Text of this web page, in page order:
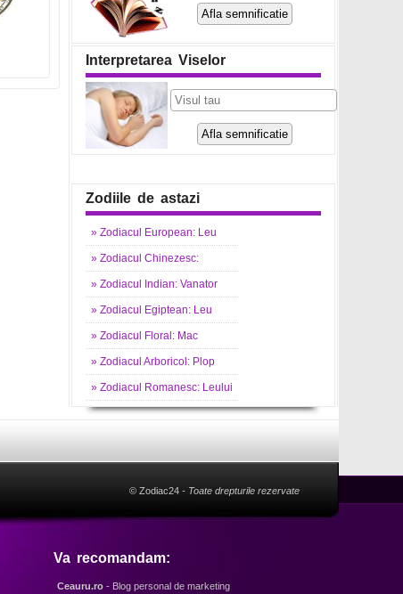
Interpretarea Viselor
Zodiile de astazi
» Zodiacul European: Leu
» Zodiacul Chinezesc:
» Zodiacul Indian: Vanator
» Zodiacul Egiptean: Leu
» Zodiacul Floral: Mac
» Zodiacul Arboricol: Plop
» Zodiacul Romanesc: Leului
© Zodiac24 - Toate drepturile rezervate
Va recomandam:
Ceauru.ro - Blog personal de marketing